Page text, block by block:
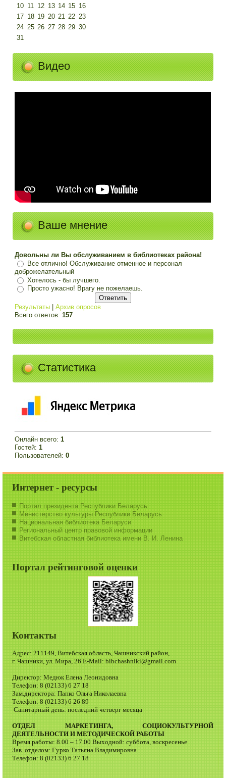
10 11 12 13 14 15 16
17 18 19 20 21 22 23
24 25 26 27 28 29 30
31
Видео
Ваше мнение
Довольны ли Вы обслуживанием в библиотеках района!
Все отлично! Обслуживание отменное и персонал
доброжелательный
Хотелось - бы лучшего.
Просто ужасно! Врагу не пожелаешь.
Результаты |Архив опросов
Всего ответов:157
Статистика
Онлайн всего:1
Гостей:1
Пользователей:0
Интернет - ресурсы
Портал президента Республики Беларусь
Министерство культуры Республики Беларусь
Национальная библиотека Беларуси
Региональный центр правовой информации
Витебская областная библиотека имени В. И. Ленина
Портал рейтинговой оценки
Контакты
Адрес: 211149, Витебская область, Чашникский район,
г. Чашники, ул. Мира, 26 E-Mail: bibchashniki@gmail.com
Директор: Медюк Елена Леонидовна
Телефон: 8 (02133) 6 27 18
Зам.директора: Папко Ольга Николаевна
Телефон: 8 (02133) 6 26 89
Санитарный день: последний четверг месяца
ОТДЕЛ МАРКЕТИНГА, СОЦИОКУЛЬТУРНОЙ
ДЕЯТЕЛЬНОСТИ И МЕТОДИЧЕСКОЙ РАБОТЫ
Время работы: 8.00 – 17.00 Выходной: суббота, воскресенье
Зав. отделом: Гурко Татьяна Владимировна
Телефон: 8 (02133) 6 27 18